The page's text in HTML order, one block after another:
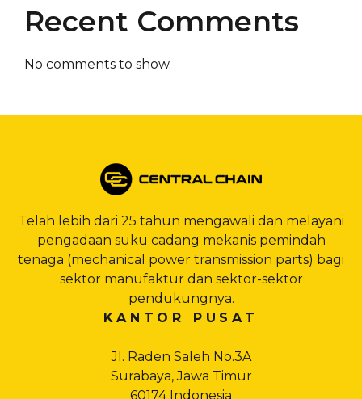
Recent Comments
No comments to show.
Telah lebih dari 25 tahun mengawali dan melayani
pengadaan suku cadang mekanis pemindah
tenaga (mechanical power transmission parts) bagi
sektor manufaktur dan sektor-sektor
pendukungnya.
KANTOR PUSAT
Jl. Raden Saleh No.3A
Surabaya, Jawa Timur
60174 Indonesia